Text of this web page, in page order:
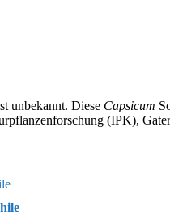
unbekannt. Diese Capsicum
(IPK),